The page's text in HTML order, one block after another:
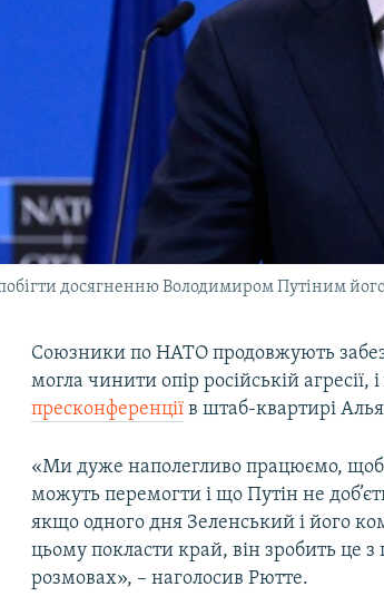
досягненню Володимиром Путіним
Союзники по НАТО продовжують
могла чинити опір російській
пресконференції в штаб-квартирі
«Ми дуже наполегливо працюємо,
можуть перемогти і що Путін не
якщо одного дня Зеленський і його
цьому покласти край, він зробить це
розмовах», – наголосив Рютте.